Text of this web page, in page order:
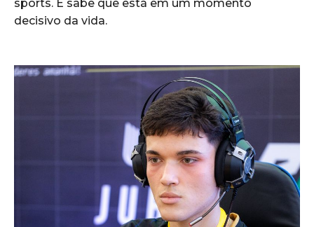
sports. E sabe que está em um momento
decisivo da vida.